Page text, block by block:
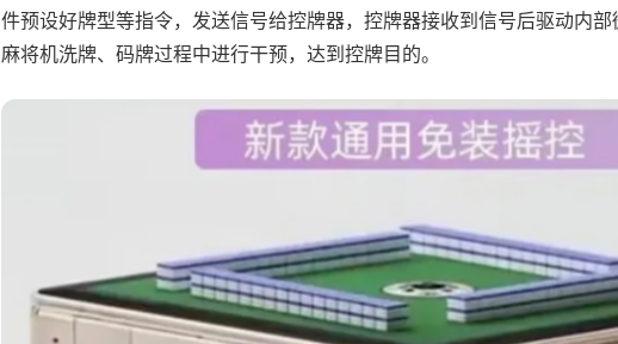
件预设好牌型等指令，发送信号给控牌器，控牌器接收到信号后驱动内
麻将机洗牌、码牌过程中进行干预，达到控牌目的。